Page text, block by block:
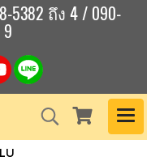
5382 ถึง 4 / 090-